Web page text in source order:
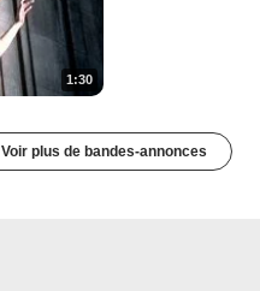
1:30
Voir plus de bandes-annonces